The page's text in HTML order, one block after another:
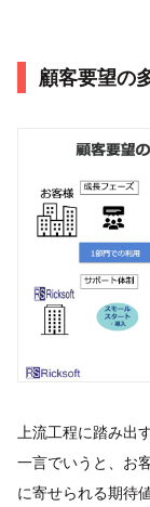
顧客要望の
上流工程に踏み出
一言でいうと、お
に寄せられる期待